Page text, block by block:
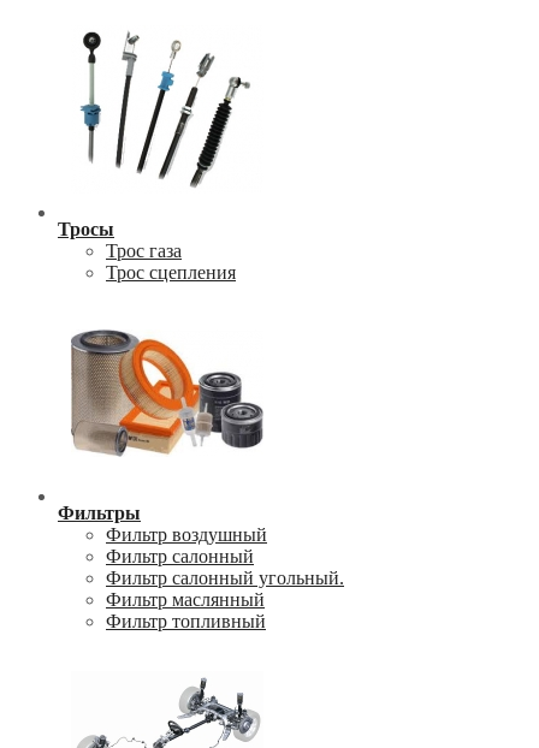
Тросы
Трос газа
Трос сцепления
Фильтры
Фильтр воздушный
Фильтр салонный
Фильтр салонный угольный.
Фильтр маслянный
Фильтр топливный